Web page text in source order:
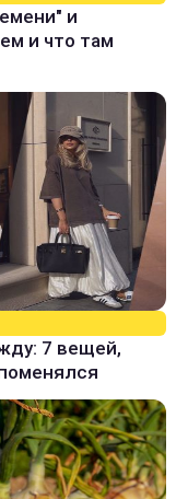
и
и что там
7 вещей,